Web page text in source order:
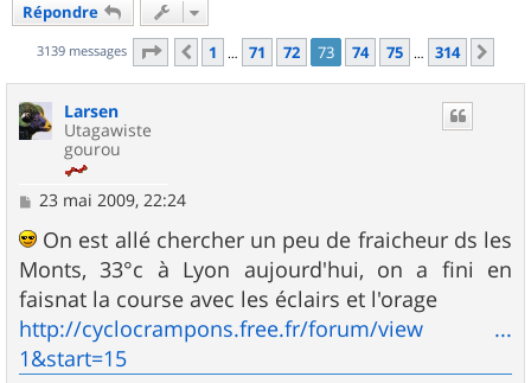
Répondre
3139 messages Page 73 sur314
Précédent
1 … 71 72 73 74 75 … 314
Larsen
Utagawiste
gourou
M
s
a
g
e
23 mai 2009, 22:24
On est allé chercher un peu de fraicheur ds les
Monts, 33°c à Lyon aujourd'hui, on a fini en
faisnat la course avec les éclairs et l'orage
http://cyclocrampons.free.fr/forum/view ...
1&start=15